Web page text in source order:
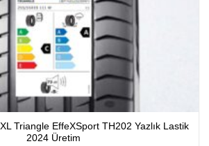
Triangle EffeXSport TH202 Yazlık Lastik
2024 Üretim